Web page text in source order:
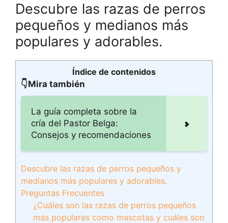
Descubre las razas de perros
pequeños y medianos más
populares y adorables.
Índice de contenidos
👇Mira también
La guía completa sobre la
cría del Pastor Belga:
Consejos y recomendaciones
Descubre las razas de perros pequeños y
medianos más populares y adorables.
Preguntas Frecuentes
¿Cuáles son las razas de perros pequeños
más populares como mascotas y cuáles son